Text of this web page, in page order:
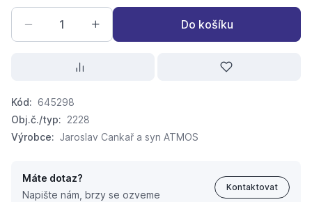
Do košíku
Kód: 645298
Obj.č./typ: 2228
Výrobce: Jaroslav Cankař a syn ATMOS
Máte dotaz?
Napište nám, brzy se ozveme
Kontaktovat